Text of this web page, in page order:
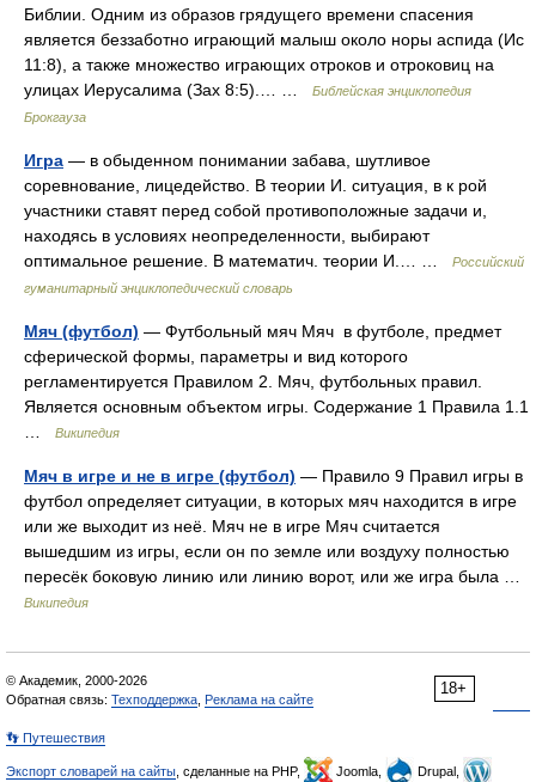
Библии. Одним из образов грядущего времени спасения
является беззаботно играющий малыш около норы аспида (Ис
11:8), а также множество играющих отроков и отроковиц на
улицах Иерусалима (Зах 8:5).… …
Библейская энциклопедия
Брокгауза
Игра — в обыденном понимании забава, шутливое
соревнование, лицедейство. В теории И. ситуация, в к рой
участники ставят перед собой противоположные задачи и,
находясь в условиях неопределенности, выбирают
оптимальное решение. В математич. теории И.… …
Российский
гуманитарный энциклопедический словарь
Мяч (футбол) — Футбольный мяч Мяч в футболе, предмет
сферической формы, параметры и вид которого
регламентируется Правилом 2. Мяч, футбольных правил.
Является основным объектом игры. Содержание 1 Правила 1.1
Википедия
Мяч в игре и не в игре (футбол) — Правило 9 Правил игры в
футбол определяет ситуации, в которых мяч находится в игре
или же выходит из неё. Мяч не в игре Мяч считается
вышедшим из игры, если он по земле или воздуху полностью
пересёк боковую линию или линию ворот, или же игра была …
Википедия
18+
© Академик, 2000-2026
Обратная связь: Техподдержка Реклама на сайте
👣 Путешествия
Экспорт словарей на сайты , сделанные на PHP, Joomla,
Drupal,